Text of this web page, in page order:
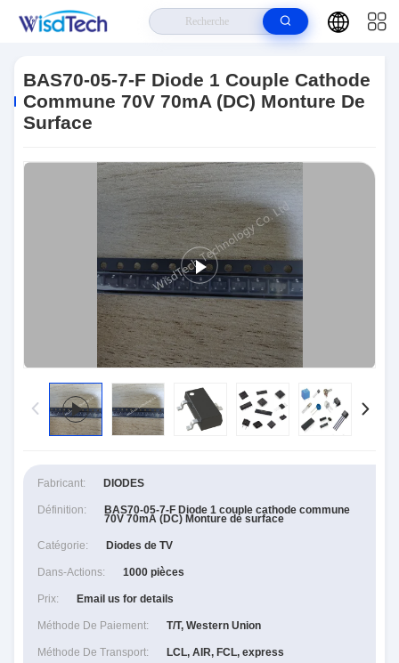
Cathode Commune 70V 70mA (DC) Monture De Surface
BAS70-05-7-F Diode 1 Couple Cathode
Commune 70V 70mA (DC) Monture De
Surface
Fabricant: DIODES
Définition: BAS70-05-7-F Diode 1 couple cathode commune
70V 70mA (DC) Monture de surface
Catégorie: Diodes de TV
Dans-Actions: 1000 pièces
Prix: Email us for details
Méthode De Paiement: T/T, Western Union
Méthode De Transport: LCL, AIR, FCL, express